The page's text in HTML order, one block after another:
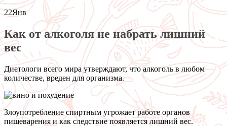
22Янв
Как от алкоголя не набрать лишний
вес
Диетологи всего мира утверждают, что алкоголь в любом
количестве, вреден для организма.
Злоупотребление спиртным угрожает работе органов
пищеварения и как следствие появляется лишний вес.